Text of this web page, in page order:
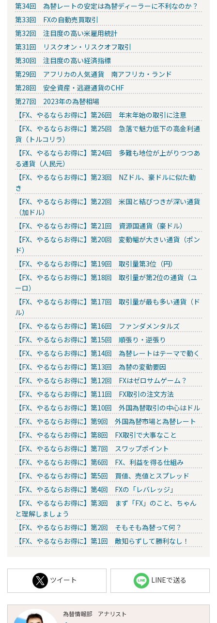
第34回 為替レートの安定は為替ディーラーに不利なのか？
第33回 FXの自動売買取引
第32回 注目度の高い米雇用統計
第31回 リスクオン・リスクオフ取引
第30回 注目度の高い経済指標
第29回 アフリカの人気通貨 南アフリカ・ランド
第28回 安全資産・逃避通貨のCHF
第27回 2023年の為替相場
【FX、やるならお得に】第26回 年末年始の取引に注意
【FX、やるならお得に】第25回 急落で魅力低下の高金利通
貨（トルコリラ）
【FX、やるならお得に】第24回 多難も地位が上がりつつあ
る通貨（人民元）
【FX、やるならお得に】第23回 NZドル、豪ドルに似た動
き
【FX、やるならお得に】第22回 米国と結びつきが深い通貨
（加ドル）
【FX、やるならお得に】第21回 資源国通貨（豪ドル）
【FX、やるならお得に】第20回 変動幅が大きい通貨（ポン
ド）
【FX、やるならお得に】第19回 取引量第3位（円）
【FX、やるならお得に】第18回 取引量が第2位の通貨（ユ
ーロ）
【FX、やるならお得に】第17回 取引量が最も多い通貨（ド
ル）
【FX、やるならお得に】第16回 ファンダメンタルズ
【FX、やるならお得に】第15回 順張り・逆張り
【FX、やるならお得に】第14回 為替レートはテーマで動く
【FX、やるならお得に】第13回 為替の変動要因
【FX、やるならお得に】第12回 FXはゼロサムゲーム？
【FX、やるならお得に】第11回 FX取引の注文方法
【FX、やるならお得に】第10回 外国為替取引の中心はドル
【FX、やるならお得に】第9回 外国為替市場と為替レート
【FX、やるならお得に】第8回 FX取引で大事なこと
【FX、やるならお得に】第7回 スワップポイント
【FX、やるならお得に】第6回 FX、利益を得る仕組み
【FX、やるならお得に】第5回 買値、売値とスプレッド
【FX、やるならお得に】第4回 FXの「レバレッジ」
【FX、やるならお得に】第3回 まず「FX」のこと、ちゃん
と理解しましょう
【FX、やるならお得に】第2回 そもそも為替って何？
【FX、やるならお得に】第1回 敵知らずして勝利なし！
ツイート LINEで送る
為替情報部 アナリスト